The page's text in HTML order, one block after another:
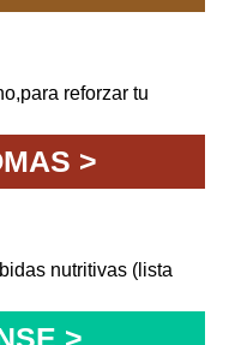
reforzar tu
>
nutritivas (lista
>